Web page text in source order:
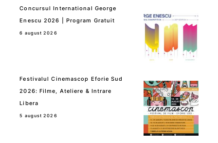
Concursul International George
Enescu 2026 | Program Gratuit
6 august 2026
Festivalul Cinemascop Eforie Sud
2026: Filme, Ateliere & Intrare
Libera
5 august 2026